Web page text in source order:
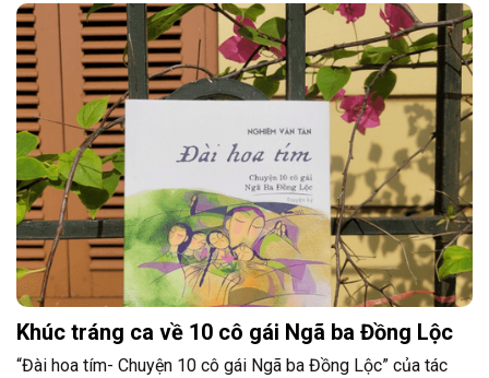
Khúc tráng ca về 10 cô gái Ngã ba Đồng Lộc
“Đài hoa tím- Chuyện 10 cô gái Ngã ba Đồng Lộc” của tác